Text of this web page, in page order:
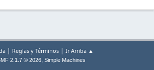
| Reglas y Términos | Ir Arriba ▲
2.1.7 © 2026, Simple Machines